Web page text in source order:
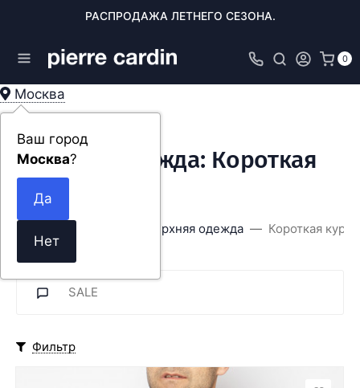
РАСПРОДАЖА ЛЕТНЕГО СЕЗОНА.
0
Москва
Ваш город
Москва?
Верхняя одежда: Короткая
куртка
Верхняя одежда Короткая
SALE
Фильтр